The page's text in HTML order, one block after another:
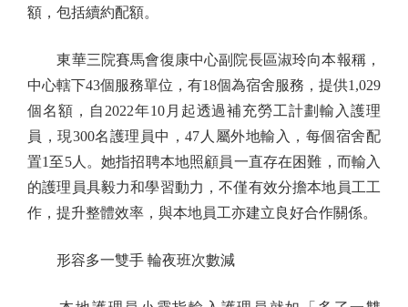
額，包括續約配額。
東華三院賽馬會復康中心副院長區淑玲向本報稱，
中心轄下43個服務單位，有18個為宿舍服務，提供1,029
個名額，自2022年10月起透過補充勞工計劃輸入護理
員，現300名護理員中，47人屬外地輸入，每個宿舍配
置1至5人。她指招聘本地照顧員一直存在困難，而輸入
的護理員具毅力和學習動力，不僅有效分擔本地員工工
作，提升整體效率，與本地員工亦建立良好合作關係。
形容多一雙手 輪夜班次數減